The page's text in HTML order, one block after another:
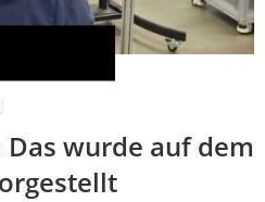
Das wurde auf dem